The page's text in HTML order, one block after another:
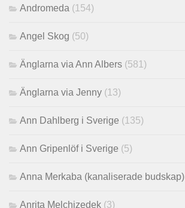
Andromeda (154)
Angel Skog (50)
Änglarna via Ann Albers (581)
Änglarna via Jenny (13)
Ann Dahlberg i Sverige (135)
Ann Gripenlöf i Sverige (5)
Anna Merkaba (kanaliserade budskap)
Anrita Melchizedek (3)